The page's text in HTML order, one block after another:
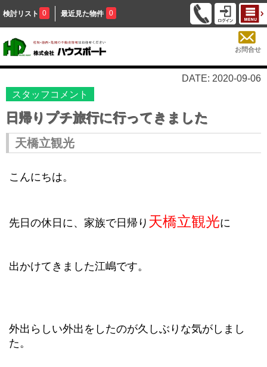
検討リスト 0 最近見た物件 0
お問合せ
DATE: 2020-09-06
スタッフコメント
日帰りプチ旅行に行ってきました
天橋立観光
こんにちは。
先日の休日に、家族で日帰り 天橋立観光に
出かけてきました江嶋です。
外出らしい外出をしたのが久しぶりな気がしまし
た。